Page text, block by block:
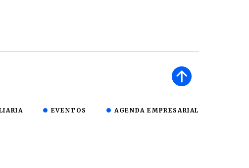
EVENTOS AGENDA EMPRESARIAL